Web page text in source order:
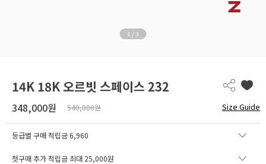
1 / 3
14K 18K 오르빗 스페이스 232
348,000원 540,000원 Size Guide
등급별 구매 적립금6,960
첫구매 추가 적립금 최대 25,000원